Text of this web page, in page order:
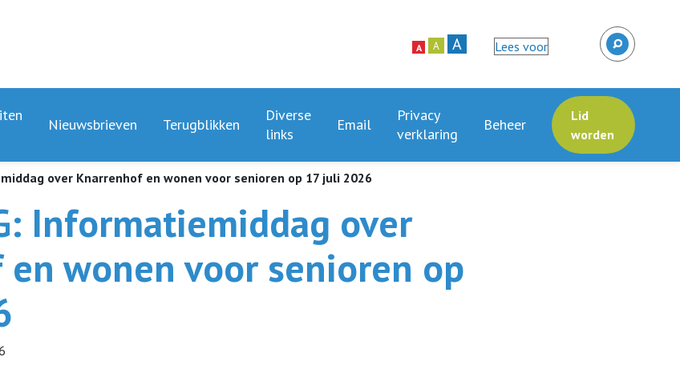
A A A Lees voor
Nieuwsbrieven Terugblikken
Diverse
links
Email
Privacy
verklaring
Beheer
Lid
worden
over Knarrenhof en wonen voor senioren op 17 juli 2026
Informatiemiddag over
wonen voor senioren op